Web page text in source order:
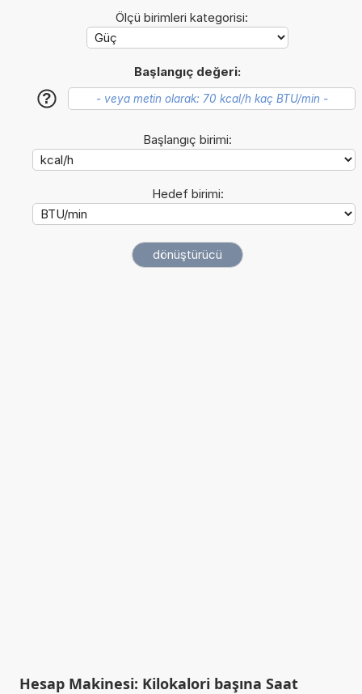
Ölçü birimleri kategorisi:
Başlangıç değeri:
?
Başlangıç birimi:
Hedef birimi:
Hesap Makinesi: Kilokalori başına Saat